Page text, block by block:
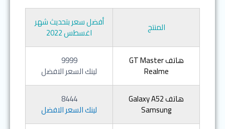
المنتج أفضل سعر بتحديث شهر
اغسطس 2022
هاتف GT Master
Realme
9999
لينك السعر الافضل
هاتف Galaxy A52
Samsung
8444
لينك السعر الافضل